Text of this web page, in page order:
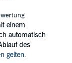
einem
automatisch
des
gelten.